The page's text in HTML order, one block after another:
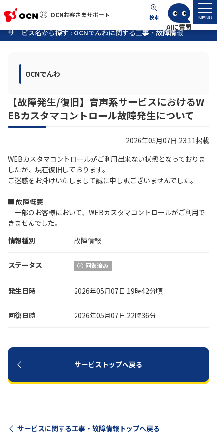
OCNお客さまサポート 検索 MENU
OCNお客さまサポート
マイページ
サポートトップ
サービス名から探す
よくあるご質問
工事・故障情報
各種ダウンロード
お問い合わせ
履歴・お気に入り
お知らせ
NTTドコモビジネスのお客さ
工事・故障情報通知
サービス名から探す : OCNでんわに関する工事・故障情報
OCNでんわ
【故障発生/復旧】音声系サービスにおけるW
EBカスタマコントロール故障発生について
2026年05月07日 23:11掲載
WEBカスタマコントロールがご利用出来ない状態となっておりま
したが、現在復旧しております。
ご迷惑をお掛けいたしまして誠に申し訳ございませんでした。
■ 故障概要
一部のお客様において、WEBカスタマコントロールがご利用で
きませんでした。
情報種別
故障情報
ステータス 回復済み
発生日時 2026年05月07日 19時42分頃
回復日時 2026年05月07日 22時36分
サービストップへ戻る
サービスに関する工事・故障情報トップへ戻る